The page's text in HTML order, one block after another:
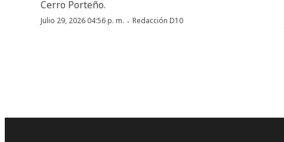
Cerro Porteño.
Julio 29, 2026 04:56 p. m. · Redacción D10